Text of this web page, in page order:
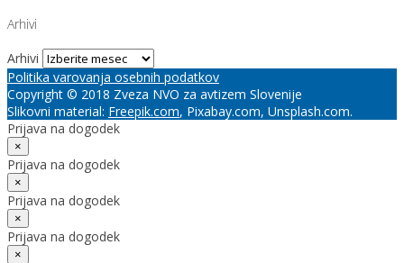
Arhivi
Arhivi
Politika varovanja osebnih podatkov
Copyright © 2018 Zveza NVO za avtizem Slovenije
Slikovni material: Freepik.com, Pixabay.com, Unsplash.com.
Prijava na dogodek
×
Prijava na dogodek
×
Prijava na dogodek
×
Prijava na dogodek
×